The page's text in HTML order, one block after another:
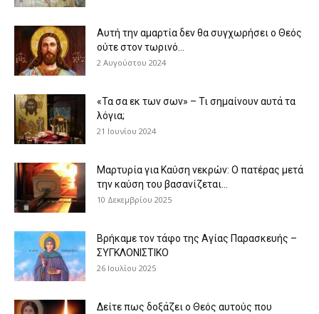
Αυτή την αμαρτία δεν θα συγχωρήσει ο Θεός
ούτε στον τωρινό...
2 Αυγούστου 2024
«Τα σα εκ των σων» – Τι σημαίνουν αυτά τα
λόγια;
21 Ιουνίου 2024
Μαρτυρία για Καύση νεκρών: Ο πατέρας μετά
την καύση του βασανίζεται...
10 Δεκεμβρίου 2025
Βρήκαμε τον τάφο της Αγίας Παρασκευής –
ΣΥΓΚΛΟΝΙΣΤΙΚΟ
26 Ιουλίου 2025
Δείτε πως δοξάζει ο Θεός αυτούς που